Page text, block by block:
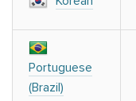
Portuguese
(Brazil)